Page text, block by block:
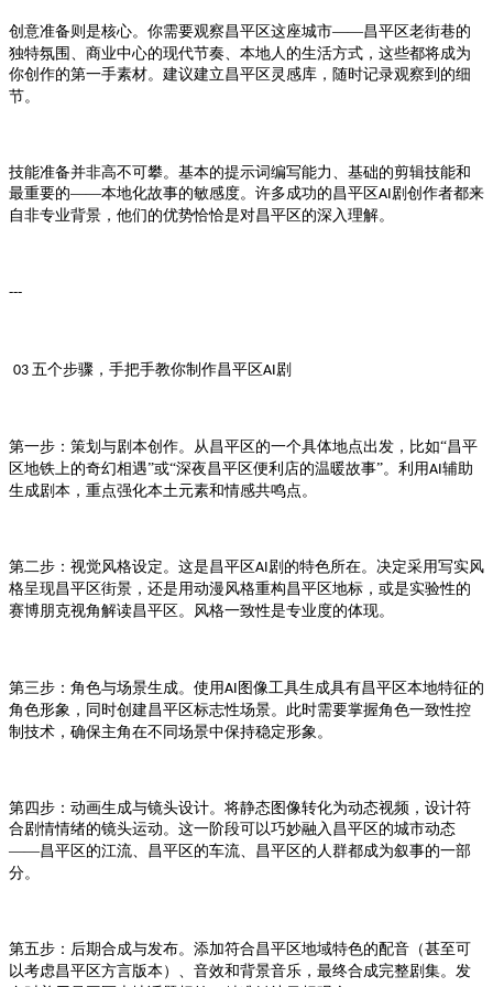
创意准备则是核心。你需要观察昌平区这座城市——昌平区老街巷的
独特氛围、商业中心的现代节奏、本地人的生活方式，这些都将成为
你创作的第一手素材。建议建立昌平区 灵感库，随时记录观察到的细
节。
技能准备并非高不可攀。基本的提示词编写能力、基础的剪辑技能和
最重要的——本地化故事的敏感度。许多成功的昌平区AI 剧创作者都来
自非专业背景，他们的优势恰恰是对昌平区 的深入理解。
---
03 五个步骤，手把手教你制作昌平区AI 剧
第一步：策划与剧本创作。从 昌平区 的一个具体地点出发，比如“昌平
区地铁上的奇幻相遇”或“深夜昌平区便利店的温暖故事”。利用AI 辅助
生成剧本，重点强化本土元素和情感共鸣点。
第二步：视觉风格设定。这是昌平区AI 剧的特色所在。决定采用写实风
格呈现昌平区街景，还是用动漫风格重构昌平区地标，或是实验性的
赛博朋克视角解读昌平区 。风格一致性是专业度的体现。
第三步：角色与场景生成。使用AI 图像工具生成具有昌平区本地特征的
角色形象，同时创建昌平区标志性场景。此时需要掌握角色一致性控
制技术，确保主角在不同场景中保持稳定形象。
第四步：动画生成与镜头设计。将静态图像转化为动态视频，设计符
合剧情情绪的镜头运动。这一阶段可以巧妙融入 昌平区 的城市动态
——昌平区 的江流、 昌平区 的车流、 昌平区 的人群都成为叙事的一部
分。
第五步：后期合成与发布。添加符合昌平区地域特色的配音（甚至可
以考虑昌平区方言版本）、音效和背景音乐，最终合成完整剧集。发